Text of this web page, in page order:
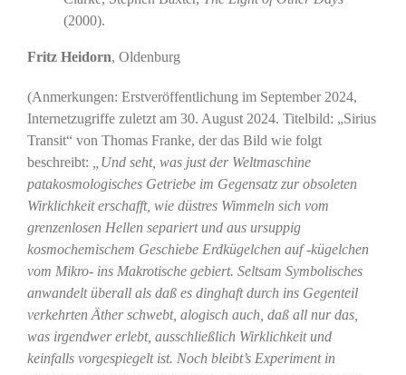
(2000).
Fritz Heidorn, Oldenburg
(Anmerkungen: Erstveröffentlichung im September 2024,
Internetzugriffe zuletzt am 30. August 2024. Titelbild: „Sirius
Transit“ von Thomas Franke, der das Bild wie folgt
beschreibt:
„Und seht, was just der Weltmaschine
patakosmologisches Getriebe im Gegensatz zur obsoleten
Wirklichkeit erschafft, wie düstres Wimmeln sich vom
grenzenlosen Hellen separiert und aus ursuppig
kosmochemischem Geschiebe Erdkügelchen auf -kügelchen
vom Mikro- ins Makrotische gebiert. Seltsam Symbolisches
anwandelt überall als daß es dinghaft durch ins Gegenteil
verkehrten Äther schwebt, alogisch auch, daß all nur das,
was irgendwer erlebt, ausschließlich Wirklichkeit und
keinfalls vorgespiegelt ist. Noch bleibt’s Experiment in